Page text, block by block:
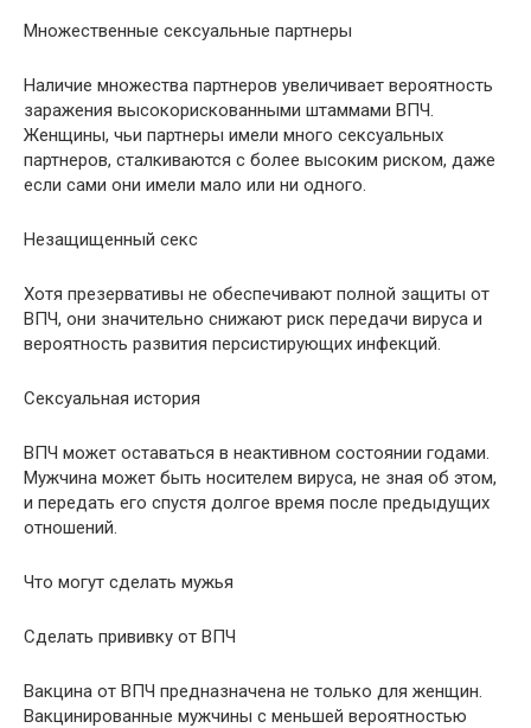
Множественные сексуальные партнеры
Наличие множества партнеров увеличивает вероятность
заражения высокорискованными штаммами ВПЧ.
Женщины, чьи партнеры имели много сексуальных
партнеров, сталкиваются с более высоким риском, даже
если сами они имели мало или ни одного.
Незащищенный секс
Хотя презервативы не обеспечивают полной защиты от
ВПЧ, они значительно снижают риск передачи вируса и
вероятность развития персистирующих инфекций.
Сексуальная история
ВПЧ может оставаться в неактивном состоянии годами.
Мужчина может быть носителем вируса, не зная об этом,
и передать его спустя долгое время после предыдущих
отношений.
Что могут сделать мужья
Сделать прививку от ВПЧ
Вакцина от ВПЧ предназначена не только для женщин.
Вакцинированные мужчины с меньшей вероятностью